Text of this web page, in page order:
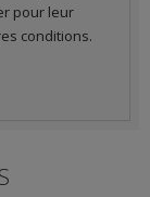
pour leur
conditions.